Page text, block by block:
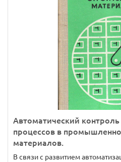
Автоматический контроль
процессов в
материалов.
В связи с развитием